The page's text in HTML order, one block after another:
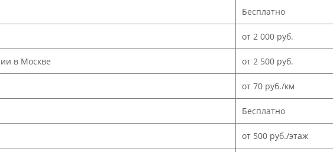
Бесплатно
от 2 000 руб.
в Москве от 2 500 руб.
от 70 руб./км
Бесплатно
от 500 руб./этаж